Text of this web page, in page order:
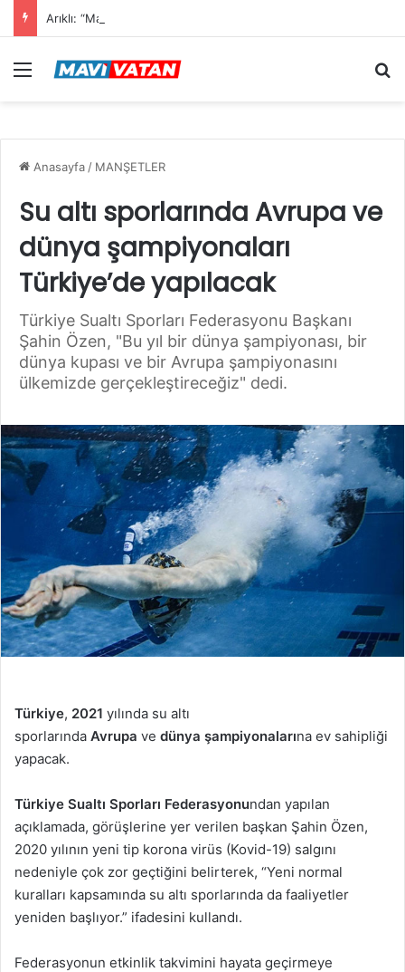
Arıklı: “Mavi Vatan”dan Sonra Hedef “Siber Vatan”
Menü
Anasayfa / MANŞETLER
Su altı sporlarında Avrupa ve
dünya şampiyonaları
Türkiye’de yapılacak
Türkiye Sualtı Sporları Federasyonu Başkanı
Şahin Özen, "Bu yıl bir dünya şampiyonası, bir
dünya kupası ve bir Avrupa şampiyonasını
ülkemizde gerçekleştireceğiz" dedi.
Türkiye, 2021 yılında su altı
sporlarında Avrupa ve dünya şampiyonalarına ev sahipliği
yapacak.
Türkiye Sualtı Sporları Federasyonundan yapılan
açıklamada, görüşlerine yer verilen başkan Şahin Özen,
2020 yılının yeni tip korona virüs (Kovid-19) salgını
nedeniyle çok zor geçtiğini belirterek, “Yeni normal
kuralları kapsamında su altı sporlarında da faaliyetler
yeniden başlıyor.” ifadesini kullandı.
Federasyonun etkinlik takvimini hayata geçirmeye